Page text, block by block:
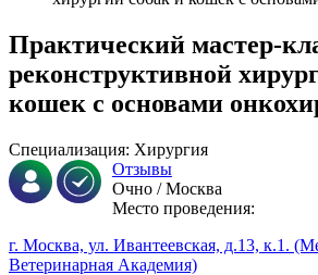
Практический мастер-
реконструктивной
кошек с основами
Специализация: Хирургия
Отзывы
Очно / Москва
Место проведения:
г. Москва, ул. Ивантеевская, д.13, к.1.
Ветеринарная Академия)